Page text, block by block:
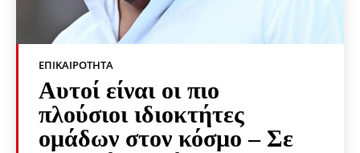
ΕΠΙΚΑΙΡΌΤΗΤΑ
Αυτοί είναι οι πιο
πλούσιοι ιδιοκτήτες
ομάδων στον κόσμο – Σε